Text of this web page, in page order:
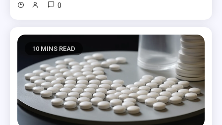
0
10 MINS READ